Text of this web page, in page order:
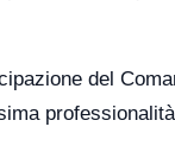
del